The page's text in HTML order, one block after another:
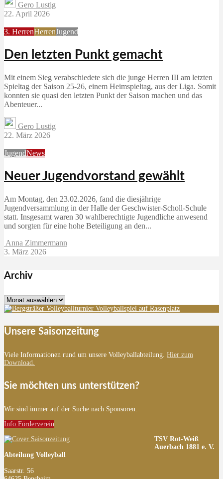
Gero Lustig
22. April 2026
3. HerrenHerrenJugend
Den letzten Punkt gemacht
Mit einem Sieg verabschiedete sich die junge Herren III am letzten
Spieltag der Saison 25-26, einem Heimspieltag, aus der Liga. Somit
konnten sie quasi den letzten Punkt der Saison machen und das
Abenteuer...
Gero Lustig
22. März 2026
JugendNews
Neuer Jugendvorstand gewählt
Am Montag, den 23.02.2026, fand die diesjährige
Jugendversammlung in der Halle der Geschwister-Scholl-Schule
statt. Insgesamt waren 30 wahlberechtigte Jugendliche anwesend
und sorgten für eine hohe Beteiligung an den...
Anna Zimmermann
3. März 2026
Archiv
Archiv
Unsere Saisonzeitung
Viele Informationen rund um unsere Volleyballabteilung. Hier zum
Download.
Sie möchten uns unterstützen?
Wir sind immer auf der Suche nach Sponsoren.
Info Förderverein
TSV Rot-Weiß
Auerbach 1881 e. V.
Abteilung Volleyball
Saarstr. 56